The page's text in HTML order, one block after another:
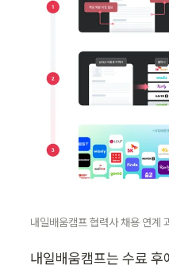
내일배움캠프 협력사 채용 연계
내일배움캠프는 수료